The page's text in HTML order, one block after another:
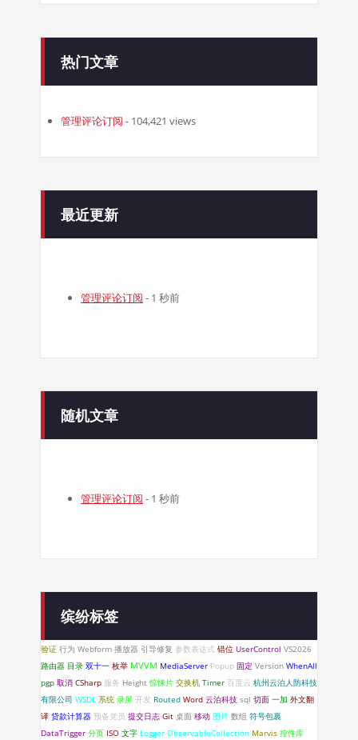
热门文章
管理评论订阅 - 104,421 views
最近更新
管理评论订阅 - 1 秒前
随机文章
管理评论订阅 - 1 秒前
缤纷标签
验证 行为 Webform 播放器 引导修复 参数表达式 错位 UserControl VS2026
路由器 目录 双十一 枚举 MVVM MediaServer Popup 固定 Version WhenAll
pgp 取消 CSharp 服务 Height 惊悚片 交换机 Timer 百度云 杭州云泊人防科技
有限公司 WSDL 系统 录屏 开发 Routed Word 云泊科技 sql 切面 一加 外文翻
译 贷款计算器 预备党员 提交日志 Git 桌面 移动 图片 数组 符号包裹
DataTrigger 分页 ISO 文字 Logger ObservableCollection Marvis 控件库